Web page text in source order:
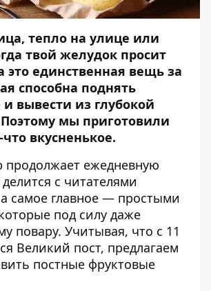
тепло на улице или
твой желудок просит
это единственная вещь за
способна поднять
и вывести из глубокой
мы приготовили
вкусненькое.
продолжает ежедневную
с читателями
самое главное — простыми
под силу даже
повару. Учитывая, что с 11
Великий пост, предлагаем
постные фруктовые